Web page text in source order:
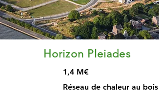
Horizon Pleiades
1,4 M€
Réseau de chaleur au